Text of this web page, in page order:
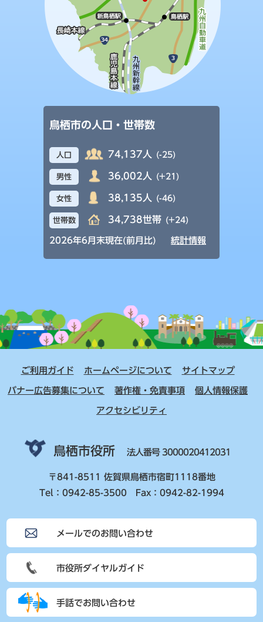
鳥栖市の人口・世帯数
人口 74,137人 (-25)
男性 36,002人 (+21)
女性 38,135人 (-46)
世帯数 34,738世帯 (+24)
2026年6月末現在(前月比) 統計情報
ご利用ガイド ホームページについて サイトマップ
バナー広告募集について 著作権・免責事項 個人情報保護
アクセシビリティ
鳥栖市役所 法人番号 3000020412031
〒841-8511 佐賀県鳥栖市宿町1118番地
Tel：0942-85-3500 Fax：0942-82-1994
メールでのお問い合わせ
市役所ダイヤルガイド
手話でお問い合わせ